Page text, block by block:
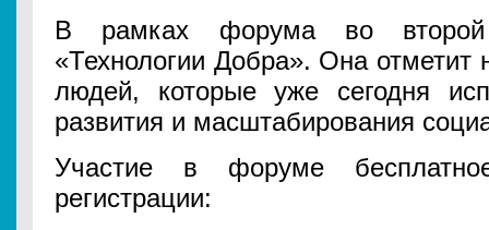
В рамках форума во
«Технологии Добра». Она отметит
людей, которые уже сегодня
развития и масштабирования
Участие в форуме
регистрации: